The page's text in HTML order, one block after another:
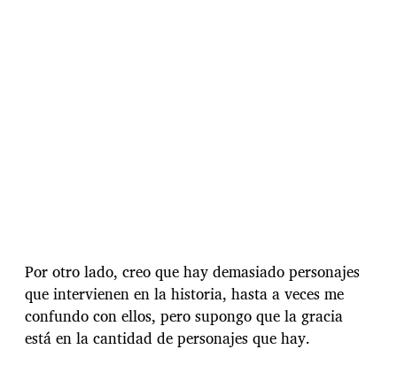
Por otro lado, creo que hay demasiado personajes
que intervienen en la historia, hasta a veces me
confundo con ellos, pero supongo que la gracia
está en la cantidad de personajes que hay.